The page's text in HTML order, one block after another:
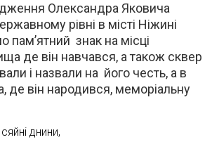
Олександра Яковича
рівні в місті Ніжині
пам’ятний знак на місці
де він навчався, а також сквер
і назвали на його честь, а в
де він народився, меморіальну
днини,